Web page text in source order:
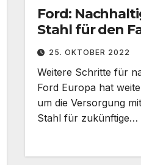
Ford:
Stahl für den
25. OKTOBER 2022
Weitere Schritte für
Ford Europa hat
um die Versorgung
Stahl für zukünftige…